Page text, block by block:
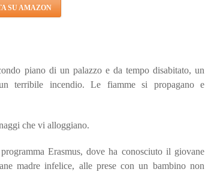
SU AMAZON
piano di un palazzo e da tempo disabitato, un
terribile incendio. Le fiamme si propagano e
che vi alloggiano.
Erasmus, dove ha conosciuto il giovane
madre infelice, alle prese con un bambino non